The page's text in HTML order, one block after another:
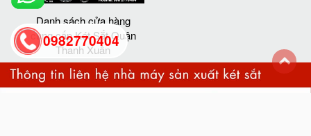
Danh sách cửa hàng
cung cấp Két Sắt Quận
Thanh Xuân
0982770404
back